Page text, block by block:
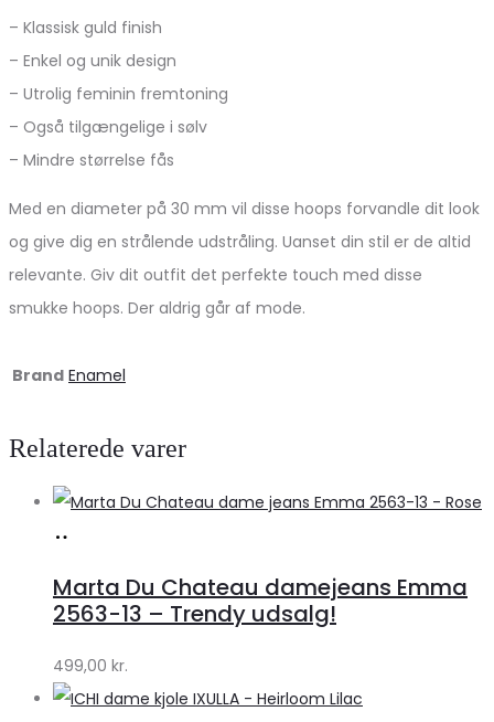
– Klassisk guld finish
– Enkel og unik design
– Utrolig feminin fremtoning
– Også tilgængelige i sølv
– Mindre størrelse fås
Med en diameter på 30 mm vil disse hoops forvandle dit look
og give dig en strålende udstråling. Uanset din stil er de altid
relevante. Giv dit outfit det perfekte touch med disse
smukke hoops. Der aldrig går af mode.
Brand Enamel
Relaterede varer
Klædeskabet.dk
Marta Du Chateau damejeans Emma
2563-13 – Trendy udsalg!
499,00 kr.